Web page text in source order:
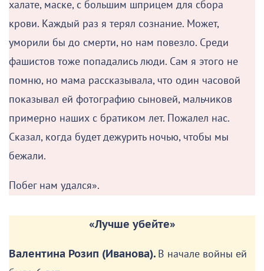
лицом в воду в какую-то канаву. Было очень
страшно!
Про лагерь я помню только, что меня несколько раз
водили в какой-то домик, подходил немец в белом
халате, маске, с большим шприцем для сбора
крови. Каждый раз я терял сознание. Может,
уморили бы до смерти, но нам повезло. Среди
фашистов тоже попадались люди. Сам я этого не
показывал ей фотографию сыновей, мальчиков
Сказал, когда будет дежурить ночью, чтобы мы
бежали.